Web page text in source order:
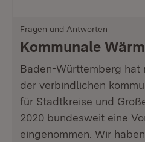
Fragen und Antworten
Kommunale
Baden-Württemberg hat
der verbindlichen
für Stadtkreise und
2020 bundesweit eine
eingenommen. Wir